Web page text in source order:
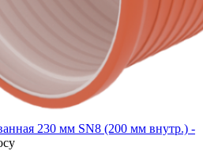
230 мм SN8 (200 мм внутр.) -